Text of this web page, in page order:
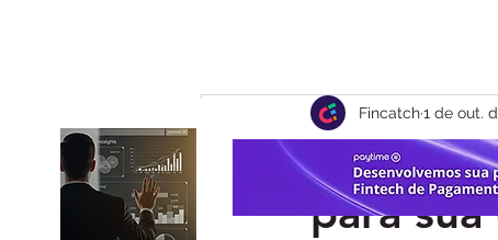
Do real
para
Fincatch1 de out.